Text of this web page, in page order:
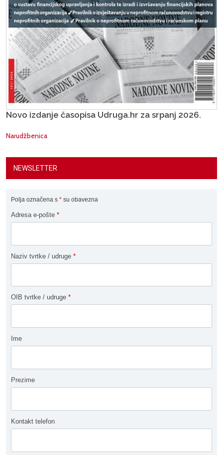
Novo izdanje časopisa Udruga.hr za srpanj 2026.
Narudžbenica
NEWSLETTER
Polja označena s * su obavezna
Adresa e-pošte *
Naziv tvrtke / udruge *
OIB tvrtke / udruge *
Ime
Prezime
Kontakt telefon